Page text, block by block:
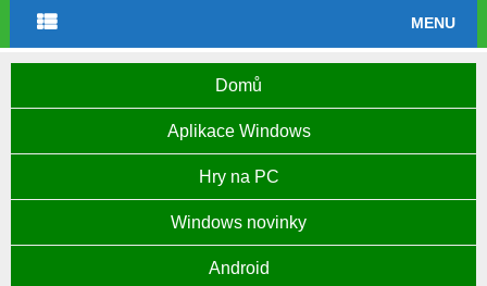
MENU
Domů
Aplikace Windows
Hry na PC
Windows novinky
Android